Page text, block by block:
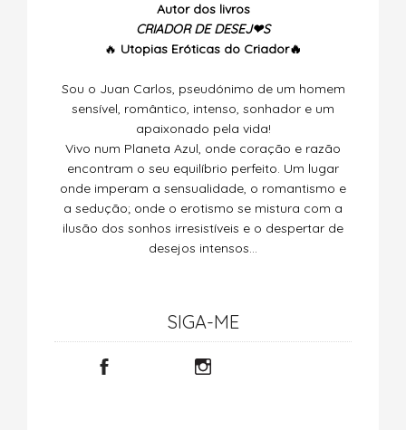
Autor dos livros
CRIADOR DE DESEJ❤S
🔥 Utopias Eróticas do Criador🔥
Sou o Juan Carlos, pseudónimo de um homem
sensível, romântico, intenso, sonhador e um
apaixonado pela vida!
Vivo num Planeta Azul, onde coração e razão
encontram o seu equilíbrio perfeito. Um lugar
onde imperam a sensualidade, o romantismo e
a sedução; onde o erotismo se mistura com a
ilusão dos sonhos irresistíveis e o despertar de
desejos intensos…
SIGA-ME